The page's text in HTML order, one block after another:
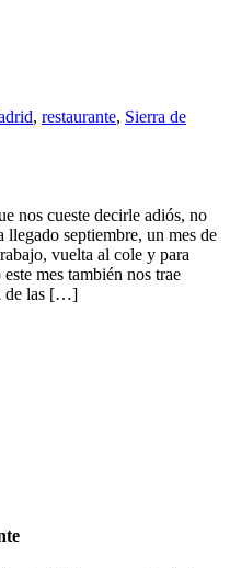
, restaurante, Sierra de
nos cueste decirle adiós, no
septiembre, un mes de
vuelta al cole y para
mes también nos trae
de las […]